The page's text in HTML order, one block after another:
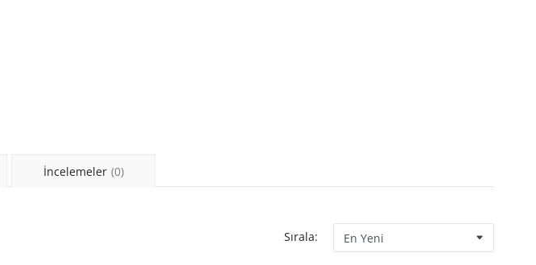
İncelemeler (0)
Sırala: